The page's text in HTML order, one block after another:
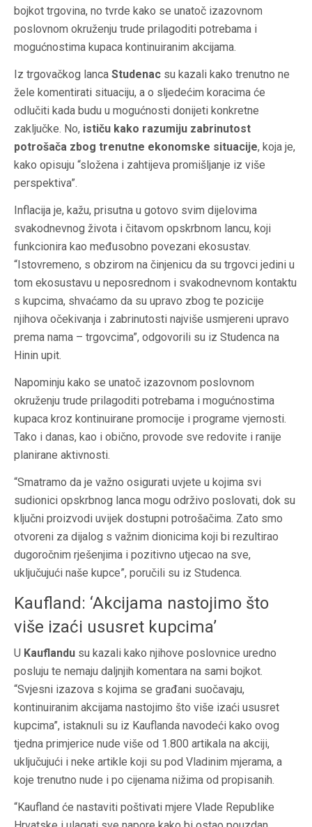
bojkot trgovina, no tvrde kako se unatoč izazovnom
poslovnom okruženju trude prilagoditi potrebama i
mogućnostima kupaca kontinuiranim akcijama.
Iz trgovačkog lanca Studenac su kazali kako trenutno ne
žele komentirati situaciju, a o sljedećim koracima će
odlučiti kada budu u mogućnosti donijeti konkretne
zaključke. No, ističu kako razumiju zabrinutost
potrošača zbog trenutne ekonomske situacije, koja je,
kako opisuju “složena i zahtijeva promišljanje iz više
perspektiva”.
Inflacija je, kažu, prisutna u gotovo svim dijelovima
svakodnevnog života i čitavom opskrbnom lancu, koji
funkcionira kao međusobno povezani ekosustav.
“Istovremeno, s obzirom na činjenicu da su trgovci jedini u
tom ekosustavu u neposrednom i svakodnevnom kontaktu
s kupcima, shvaćamo da su upravo zbog te pozicije
njihova očekivanja i zabrinutosti najviše usmjereni upravo
prema nama – trgovcima”, odgovorili su iz Studenca na
Hinin upit.
Napominju kako se unatoč izazovnom poslovnom
okruženju trude prilagoditi potrebama i mogućnostima
kupaca kroz kontinuirane promocije i programe vjernosti.
Tako i danas, kao i obično, provode sve redovite i ranije
planirane aktivnosti.
“Smatramo da je važno osigurati uvjete u kojima svi
sudionici opskrbnog lanca mogu održivo poslovati, dok su
ključni proizvodi uvijek dostupni potrošačima. Zato smo
otvoreni za dijalog s važnim dionicima koji bi rezultirao
dugoročnim rješenjima i pozitivno utjecao na sve,
uključujući naše kupce”, poručili su iz Studenca.
Kaufland: ‘Akcijama nastojimo što
više izaći ususret kupcima’
U Kauflandu su kazali kako njihove poslovnice uredno
posluju te nemaju daljnjih komentara na sami bojkot.
“Svjesni izazova s kojima se građani suočavaju,
kontinuiranim akcijama nastojimo što više izaći ususret
kupcima”, istaknuli su iz Kauflanda navodeći kako ovog
tjedna primjerice nude više od 1.800 artikala na akciji,
uključujući i neke artikle koji su pod Vladinim mjerama, a
koje trenutno nude i po cijenama nižima od propisanih.
“Kaufland će nastaviti poštivati mjere Vlade Republike